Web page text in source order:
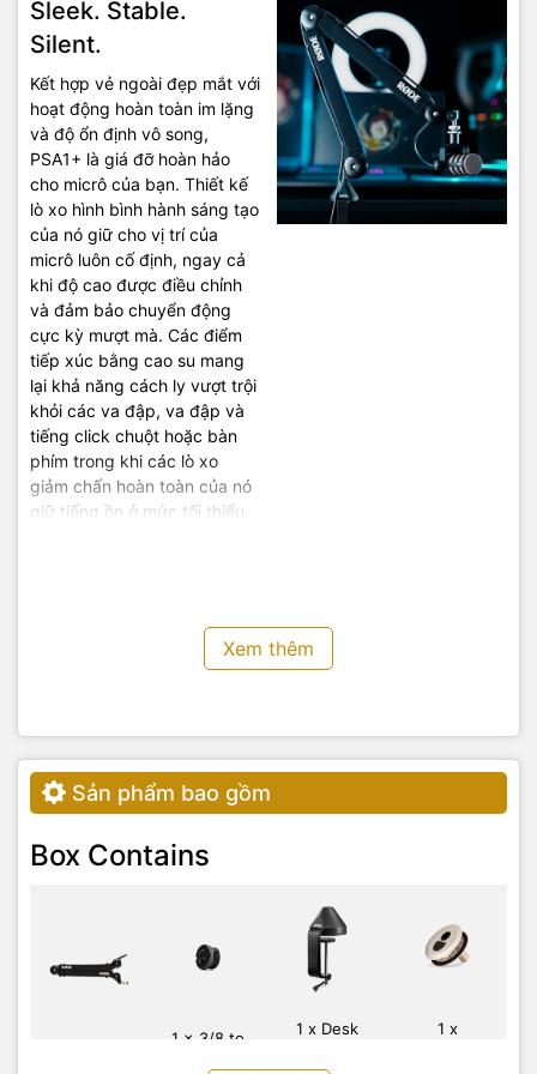
Sleek. Stable.
Silent.
Kết hợp vẻ ngoài đẹp mắt với
hoạt động hoàn toàn im lặng
và độ ổn định vô song,
PSA1+ là giá đỡ hoàn hảo
cho micrô của bạn. Thiết kế
lò xo hình bình hành sáng tạo
của nó giữ cho vị trí của
micrô luôn cố định, ngay cả
khi độ cao được điều chỉnh
và đảm bảo chuyển động
cực kỳ mượt mà. Các điểm
tiếp xúc bằng cao su mang
lại khả năng cách ly vượt trội
khỏi các va đập, va đập và
tiếng click chuột hoặc bàn
phím trong khi các lò xo
giảm chấn hoàn toàn của nó
giữ tiếng ồn ở mức tối thiểu.
tuyến, podcasting hay phát
sóng, PSA1+ sẽ phù hợp liền
mạch với thiết lập của bạn –
giá treo chống sốc tiêu
Micro có trọng lượng từ 94g
đến 1,2kg được hỗ trợ với độ
ổn định hoàn toàn và hệ
có thể được sử dụng với cả
Xem thêm
Sản phẩm bao gồm
Box Contains
1 x 3/8 to
1 x Desk
1 x